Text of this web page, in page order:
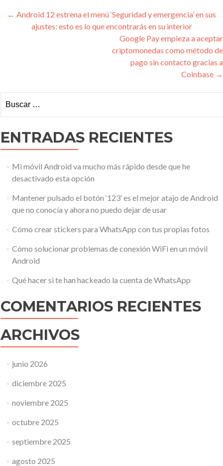
Navegación
← Android 12 estrena el menú ‘Seguridad y emergencia’ en sus
ajustes: esto es lo que encontrarás en su interior
Google Pay empieza a aceptar
criptomonedas como método de
pago sin contacto gracias a
Coinbase →
ENTRADAS RECIENTES
Mi móvil Android va mucho más rápido desde que he
desactivado esta opción
Mantener pulsado el botón ‘123’ es el mejor atajo de Android
que no conocía y ahora no puedo dejar de usar
Cómo crear stickers para WhatsApp con tus propias fotos
Cómo solucionar problemas de conexión WiFi en un móvil
Android
Qué hacer si te han hackeado la cuenta de WhatsApp
COMENTARIOS RECIENTES
ARCHIVOS
junio 2026
diciembre 2025
noviembre 2025
octubre 2025
septiembre 2025
agosto 2025